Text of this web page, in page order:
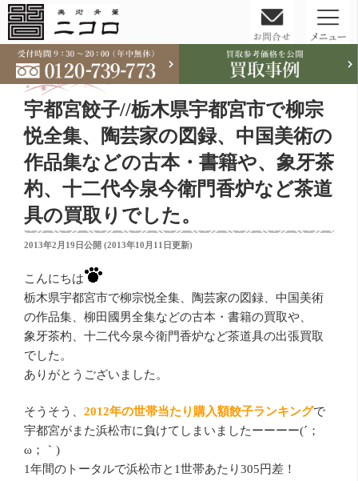
宇都宮餃子//栃木県宇都宮市で柳宗
悦全集、陶芸家の図録、中国美術の
作品集などの古本・書籍や、象牙茶
杓、十二代今泉今衛門香炉など茶道
具の買取りでした。
投
日:
2013年2月19日公開 (2013年10月11日更新)
こんにちは
栃木県宇都宮市で柳宗悦全集、陶芸家の図録、中国美術
の作品集、柳田國男全集などの古本・書籍の買取や、
象牙茶杓、十二代今泉今衛門香炉など茶道具の出張買取
でした。
ありがとうございました。
そうそう、 2012年の世帯当たり購入額餃子ランキングで
宇都宮がまた浜松市に負けてしまいましたーーーー(´；
ω；｀)
1年間のトータルで浜松市と1世帯あたり305円差！